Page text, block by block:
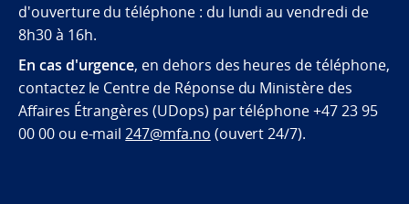
d'ouverture du téléphone : du lundi au vendredi de
8h30 à 16h.
En cas d'urgence, en dehors des heures de téléphone,
contactez le Centre de Réponse du Ministère des
Affaires Étrangères (UDops) par téléphone +47 23 95
00 00 ou e-mail247@mfa.no (ouvert 24/7).